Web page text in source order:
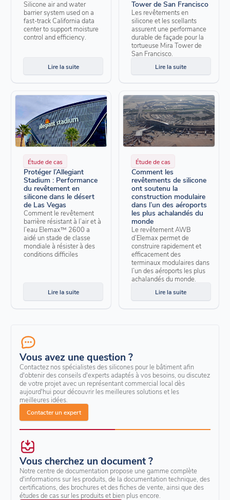
Silicone air and water
barrier system used on a
fast-track California data
center to support moisture
control and efficiency.
Lire la suite
Tower de San Francisco
Les revêtements en
silicone et les scellants
assurent une performance
durable de façade pour la
tortueuse Mira Tower de
San Francisco.
Lire la suite
Étude de cas
Protéger l’Allegiant
Stadium : Performance
du revêtement en
silicone dans le désert
de Las Vegas
Comment le revêtement
barrière résistant à l’air et à
l’eau Elemax™ 2600 a
aidé un stade de classe
mondiale à résister à des
conditions difficiles
Lire la suite
Étude de cas
Comment les
revêtements de silicone
ont soutenu la
construction modulaire
dans l’un des aéroports
les plus achalandés du
monde
Le revêtement AWB
d’Elemax permet de
construire rapidement et
efficacement des
terminaux modulaires dans
l’un des aéroports les plus
achalandés du monde.
Lire la suite
Vous avez une question ?
Contactez nos spécialistes des silicones pour le bâtiment afin
d'obtenir des conseils d'experts adaptés à vos besoins, ou discutez
de votre projet avec un représentant commercial local dès
aujourd'hui pour découvrir les meilleures solutions et les
meilleures idées.
Contacter un expert
Vous cherchez un document ?
Notre centre de documentation propose une gamme complète
d'informations sur les produits, de la documentation technique, des
certifications, des brochures et des fiches de vente, ainsi que des
études de cas sur les produits et bien plus encore.